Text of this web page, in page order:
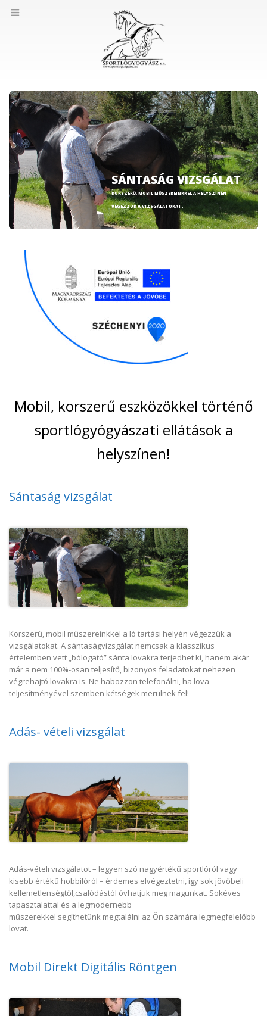
SÁNTASÁG VIZSGÁLAT
KORSZERŰ, MOBIL MŰSZEREINKKEL A HELYSZÍNEN
VÉGEZZÜK A VIZSGÁLATOKAT.
Mobil, korszerű eszközökkel történő
sportlógyógyászati ellátások a
helyszínen!
Sántaság vizsgálat
Korszerű, mobil műszereinkkel a ló tartási helyén végezzük a
vizsgálatokat. A sántaságvizsgálat nemcsak a klasszikus
értelemben vett „bólogató” sánta lovakra terjedhet ki, hanem akár
már a nem 100%-osan teljesítő, bizonyos feladatokat nehezen
végrehajtó lovakra is. Ne habozzon telefonálni, ha lova
teljesítményével szemben kétségek merülnek fel!
Adás- vételi vizsgálat
Adás-vételi vizsgálatot – legyen szó nagyértékű sportlóról vagy
kisebb értékű hobbilóról – érdemes elvégeztetni, így sok jövőbeli
kellemetlenségtől,csalódástól óvhatjuk meg magunkat. Sokéves
tapasztalattal és a legmodernebb
műszerekkel segíthetünk megtalálni az Ön számára legmegfelelőbb
lovat.
Mobil Direkt Digitális Röntgen